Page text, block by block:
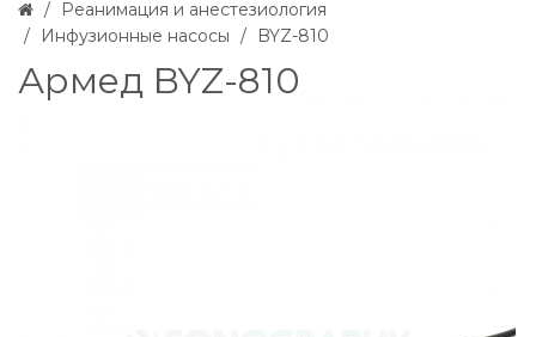
Реанимация и анестезиология
Инфузионные насосы
BYZ-810
Армед BYZ-810